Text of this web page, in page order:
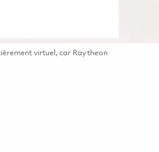
virtuel, car Raytheon